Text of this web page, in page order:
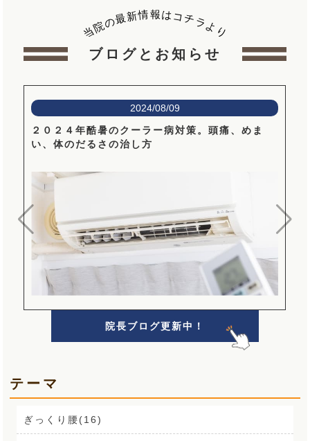
当院の最新情報はコ チラより
ブログとお知らせ
2024/08/09
２０２４年酷暑のクーラー病対策。頭痛、めま
い、体のだるさの治し方
院長ブログ更新中！
テーマ
ぎっくり腰(16)